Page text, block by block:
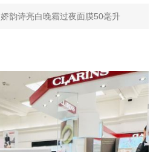
娇韵诗亮白晚霜过夜面膜50毫升